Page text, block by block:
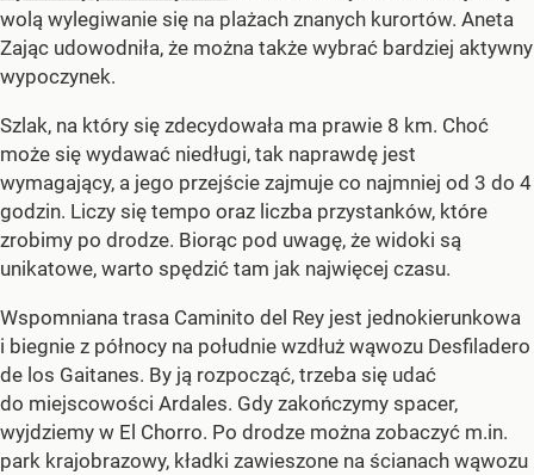
wolą wylegiwanie się na plażach znanych kurortów. Aneta
Zając udowodniła, że można także wybrać bardziej aktywny
wypoczynek.
Szlak, na który się zdecydowała ma prawie 8 km. Choć
może się wydawać niedługi, tak naprawdę jest
wymagający, a jego przejście zajmuje co najmniej od 3 do 4
godzin. Liczy się tempo oraz liczba przystanków, które
zrobimy po drodze. Biorąc pod uwagę, że widoki są
unikatowe, warto spędzić tam jak najwięcej czasu.
Wspomniana trasa Caminito del Rey jest jednokierunkowa
i biegnie z północy na południe wzdłuż wąwozu Desfiladero
de los Gaitanes. By ją rozpocząć, trzeba się udać
do miejscowości Ardales. Gdy zakończymy spacer,
wyjdziemy w El Chorro. Po drodze można zobaczyć m.in.
park krajobrazowy, kładki zawieszone na ścianach wąwozu